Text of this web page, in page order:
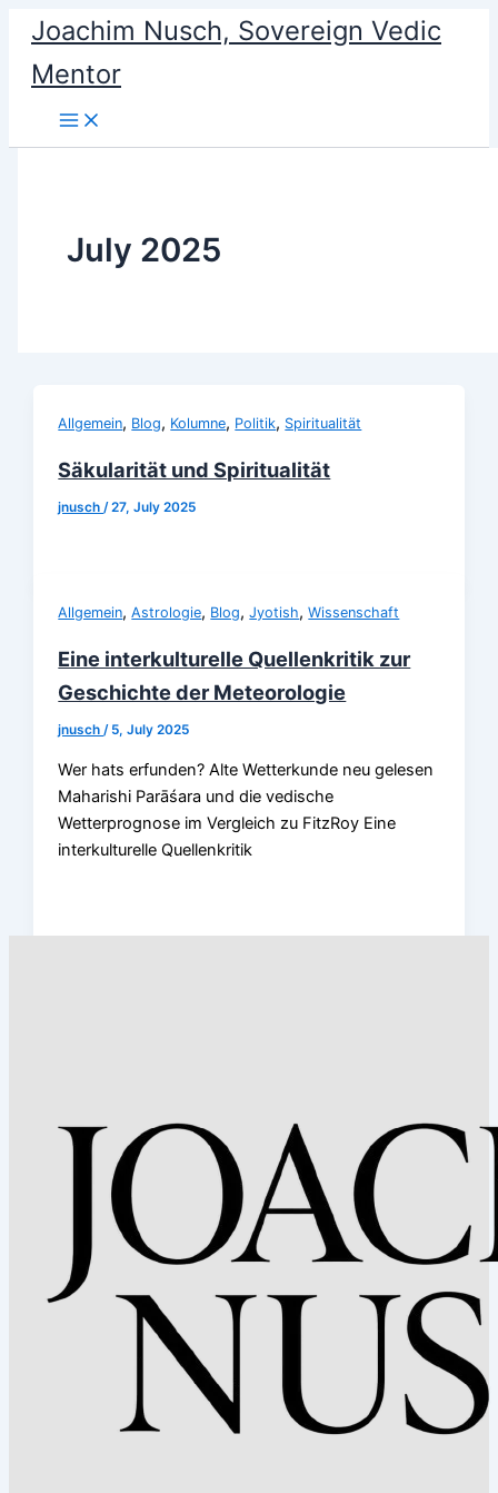
content
Joachim Nusch, Sovereign Vedic
Mentor
July 2025
Allgemein, Blog, Kolumne, Politik, Spiritualität
Säkularität und Spiritualität
jnusch/27, July 2025
Allgemein,Astrologie, Blog,Jyotish,Wissenschaft
Eine interkulturelle Quellenkritik zur
Geschichte der Meteorologie
jnusch/ 5, July 2025
Wer hats erfunden? Alte Wetterkunde neu gelesen
Maharishi Parāśara und die vedische
Wetterprognose im Vergleich zu FitzRoy Eine
interkulturelle Quellenkritik